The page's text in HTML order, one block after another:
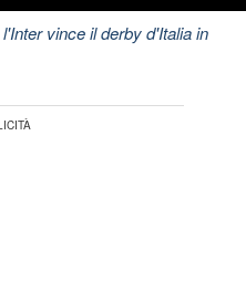
vince il derby d'Italia in